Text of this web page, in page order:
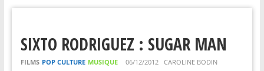
SIXTO RODRIGUEZ : SUGAR MAN
FILMS POP CULTURE MUSIQUE 06/12/2012 CAROLINE BODIN